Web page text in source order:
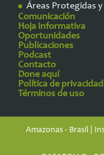
Áreas Protegidas y
Comunicación
Hoja Informativa
Oportunidades
Publicaciones
Podcast
Contacto
Done aquí
Política de privacidad
Términos de uso
Amazonas - Brasil |